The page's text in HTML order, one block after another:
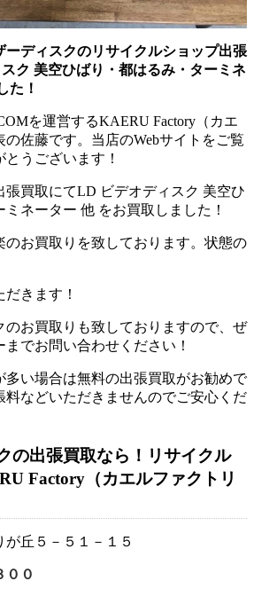
ーディスクのリサイクルショップ出張
ク 美空ひばり・都はるみ・ターミネ
た！
を運営するKAERU Factory（カエ
の佐藤です。当店のWebサイトをご覧
うございます！
張買取にてLD ビデオディスク 美空ひ
ネーター 他 をお買取しました！
のお買取りを致しております。状態の
きます！
のお買取りも致しておりますので、ぜ
でお問い合わせください！
多い場合は無料の出張買取がお勧めで
料などいただきませんのでご安心くだ
の出張買取なら！リサイクル
Factory（カエルファクトリ
丘５－５１－１５
００